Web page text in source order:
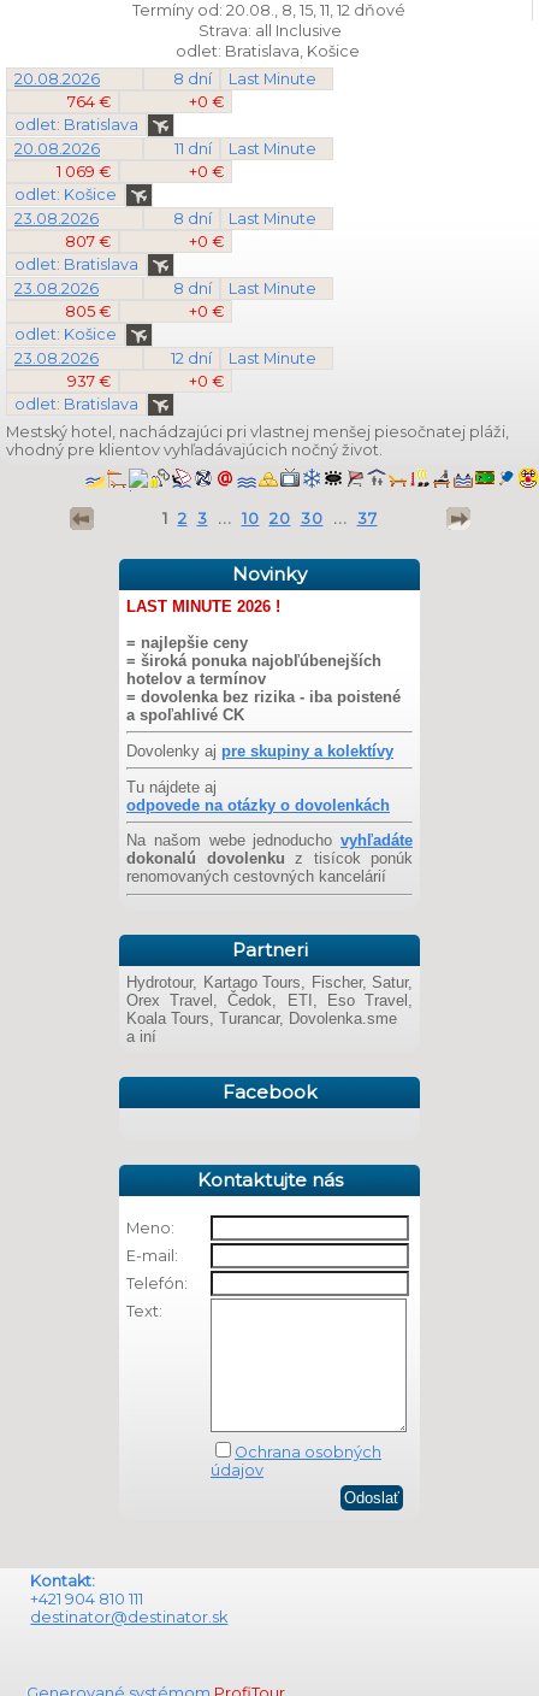
Termíny od: 20.08., 8, 15, 11, 12 dňové
Strava: all Inclusive
odlet: Bratislava, Košice
20.08.2026
8 dní
Last Minute
764 €
+0 €
odlet: Bratislava
20.08.2026
11 dní
Last Minute
1 069 €
+0 €
odlet: Košice
23.08.2026
8 dní
Last Minute
807 €
+0 €
odlet: Bratislava
23.08.2026
8 dní
Last Minute
805 €
+0 €
odlet: Košice
23.08.2026
12 dní
Last Minute
937 €
+0 €
odlet: Bratislava
Mestský hotel, nachádzajúci pri vlastnej menšej piesočnatej pláži,
vhodný pre klientov vyhľadávajúcich nočný život.
1 2 3 ... 10 20 30 ... 37
Novinky
LAST MINUTE 2026 !
= najlepšie ceny
= široká ponuka najobľúbenejších
hotelov a termínov
= dovolenka bez rizika - iba poistené
a spoľahlivé CK
Dovolenky aj pre skupiny a kolektívy
Tu nájdete aj
odpovede na otázky o dovolenkách
Na našom webe jednoducho vyhľadáte
dokonalú dovolenku z tisícok ponúk
renomovaných cestovných kancelárií
Partneri
Hydrotour, Kartago Tours, Fischer, Satur,
Orex Travel, Čedok, ETI, Eso Travel,
Koala Tours, Turancar, Dovolenka.sme
a iní
Facebook
Kontaktujte nás
Meno:
E-mail:
Telefón:
Text:
Ochrana osobných
údajov
Kontakt:
+421 904 810 111
destinator@destinator.sk